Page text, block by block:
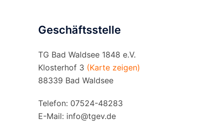
Geschäftsstelle
TG Bad Waldsee 1848 e.V.
Klosterhof 3 (Karte zeigen)
88339 Bad Waldsee
Telefon: 07524-48283
E-Mail: info@tgev.de